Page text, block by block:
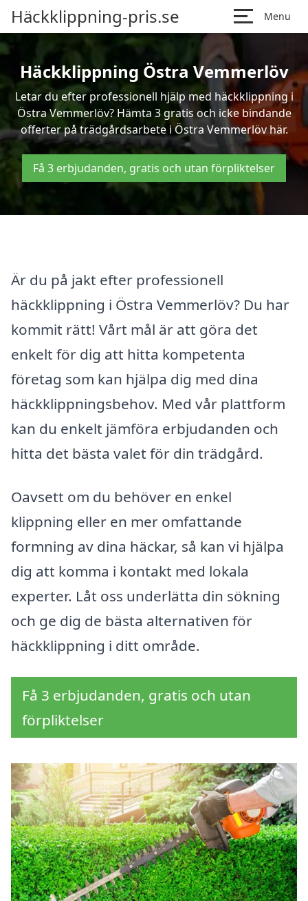
Häckklippning-pris.se Menu
Häckklippning Östra Vemmerlöv
Letar du efter professionell hjälp med häckklippning i
Östra Vemmerlöv? Hämta 3 gratis och icke bindande
offerter på trädgårdsarbete i Östra Vemmerlöv här.
Få 3 erbjudanden, gratis och utan förpliktelser
Är du på jakt efter professionell
häckklippning i Östra Vemmerlöv? Du har
kommit rätt! Vårt mål är att göra det
enkelt för dig att hitta kompetenta
företag som kan hjälpa dig med dina
häckklippningsbehov. Med vår plattform
kan du enkelt jämföra erbjudanden och
hitta det bästa valet för din trädgård.
Oavsett om du behöver en enkel
klippning eller en mer omfattande
formning av dina häckar, så kan vi hjälpa
dig att komma i kontakt med lokala
experter. Låt oss underlätta din sökning
och ge dig de bästa alternativen för
häckklippning i ditt område.
Få 3 erbjudanden, gratis och utan
förpliktelser